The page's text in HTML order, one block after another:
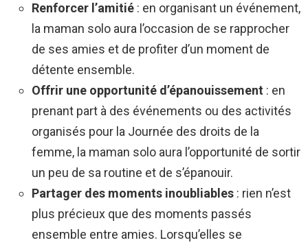
Renforcer l’amitié : en organisant un événement,
la maman solo aura l’occasion de se rapprocher
de ses amies et de profiter d’un moment de
détente ensemble.
Offrir une opportunité d’épanouissement : en
prenant part à des événements ou des activités
organisés pour la Journée des droits de la
femme, la maman solo aura l’opportunité de sortir
un peu de sa routine et de s’épanouir.
Partager des moments inoubliables : rien n’est
plus précieux que des moments passés
ensemble entre amies. Lorsqu’elles se